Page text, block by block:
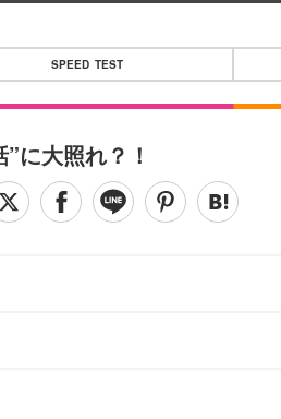
SPEED TEST
に大照れ？！